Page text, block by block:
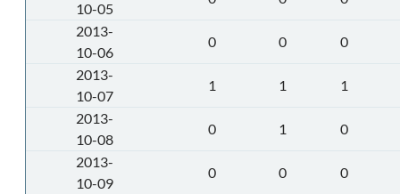
10-05
2013-
10-06
0 0
0
2013-
10-07
1 1
1
2013-
10-08
0 1
0
2013-
10-09
0 0
0